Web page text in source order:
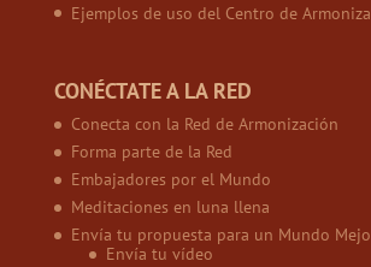
Ejemplos de uso del Centro de
CONÉCTATE A LA RED
Conecta con la Red de Armonización
Forma parte de la Red
Embajadores por el Mundo
Meditaciones en luna llena
Envía tu propuesta para un Mundo
Envía tu vídeo